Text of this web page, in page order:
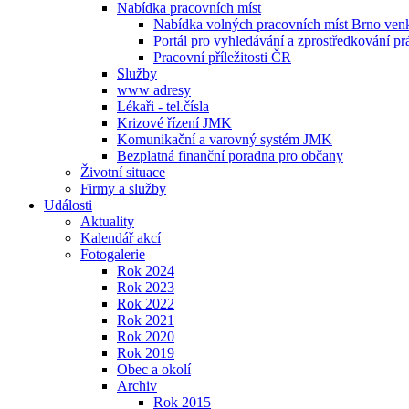
Nabídka pracovních míst
Nabídka volných pracovních míst Brno
Portál pro vyhledávání a zprostředkování
Pracovní příležitosti ČR
Služby
www adresy
Lékaři - tel.čísla
Krizové řízení JMK
Komunikační a varovný systém JMK
Bezplatná finanční poradna pro občany
Životní situace
Firmy a služby
Události
Aktuality
Kalendář akcí
Fotogalerie
Rok 2024
Rok 2023
Rok 2022
Rok 2021
Rok 2020
Rok 2019
Obec a okolí
Archiv
Rok 2015